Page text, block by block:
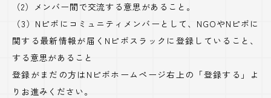
（2）メンバー間で交流する意思があること。
（3）Nピボにコミュニティメンバーとして、NGOやNピボに
関する最新情報が届くNピボスラックに登録していること、
する意思があること
登録がまだの方はNピボホームページ右上の「登録する」よ
りお進みください。